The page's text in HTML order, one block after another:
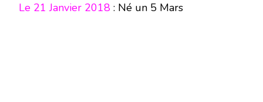
Le 21 Janvier 2018 : Né un 5 Mars